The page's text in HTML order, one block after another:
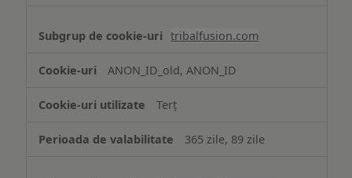
tribalfusion.com
ANON_ID_old, ANON_ID
Terț
365 zile, 89 zile